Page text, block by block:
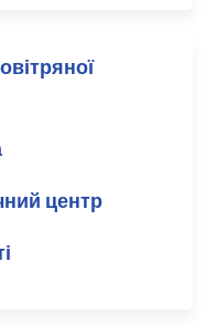
центр